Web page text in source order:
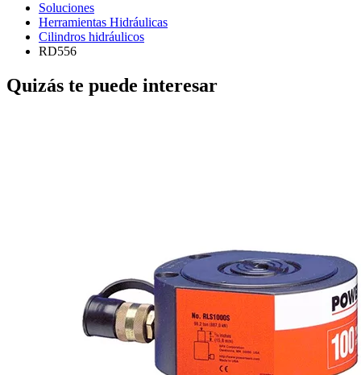
Soluciones
Herramientas Hidráulicas
Cilindros hidráulicos
RD556
Quizás te puede interesar